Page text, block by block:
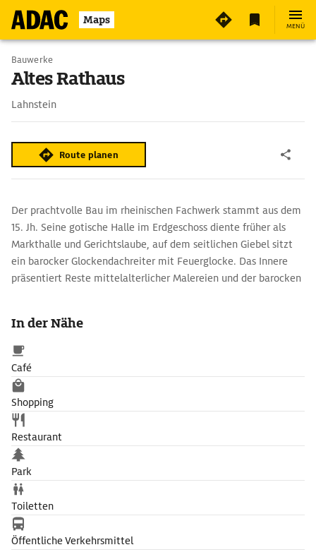
Maps MENÜ
Bauwerke
Altes Rathaus
Lahnstein
Route planen
Der prachtvolle Bau im rheinischen Fachwerk stammt aus dem
15. Jh. Seine gotische Halle im Erdgeschoss diente früher als
Markthalle und Gerichtslaube, auf dem seitlichen Giebel sitzt
ein barocker Glockendachreiter mit Feuerglocke. Das Innere
präsentiert Reste mittelalterlicher Malereien und der barocken
Gebäude renoviert und ist nicht zu besichtigen.
In der Nähe
Café
Shopping
Restaurant
Park
Toiletten
Öffentliche Verkehrsmittel